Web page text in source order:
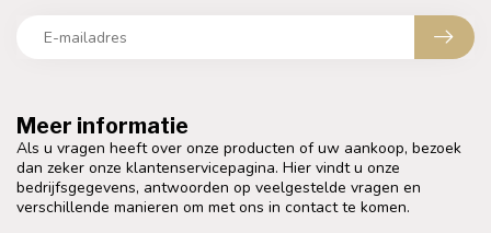
Meer informatie
Als u vragen heeft over onze producten of uw aankoop, bezoek
dan zeker onze klantenservicepagina. Hier vindt u onze
bedrijfsgegevens, antwoorden op veelgestelde vragen en
verschillende manieren om met ons in contact te komen.